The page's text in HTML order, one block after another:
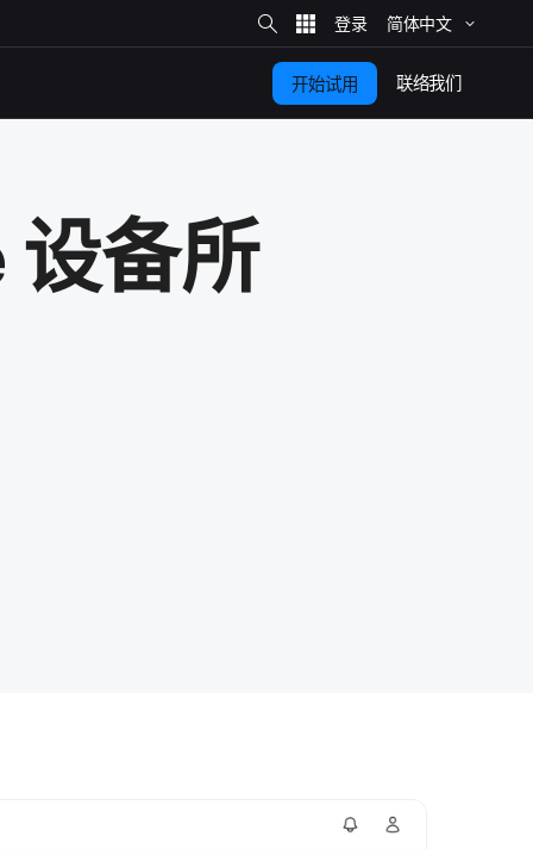
站
​内
​搜
索
简体​中文
开始​试用 联络​我们
设备​所​